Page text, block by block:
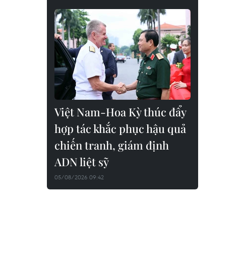
Việt Nam-Hoa Kỳ thúc đẩy
hợp tác khắc phục hậu quả
chiến tranh, giám định
ADN liệt sỹ
05/08/2026 09:42